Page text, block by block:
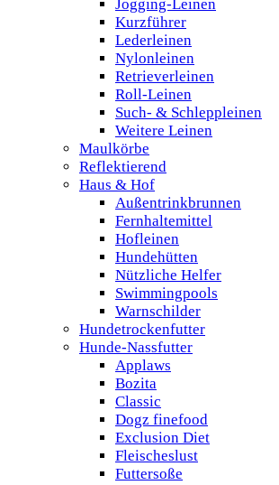
Jogging-Leinen
Kurzführer
Lederleinen
Nylonleinen
Retrieverleinen
Roll-Leinen
Such- & Schleppleinen
Weitere Leinen
Maulkörbe
Reflektierend
Haus & Hof
Außentrinkbrunnen
Fernhaltemittel
Hofleinen
Hundehütten
Nützliche Helfer
Swimmingpools
Warnschilder
Hundetrockenfutter
Hunde-Nassfutter
Applaws
Bozita
Classic
Dogz finefood
Exclusion Diet
Fleischeslust
Futtersoße